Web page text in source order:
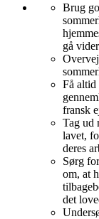
Brug
gå
Få altid
fransk
Tag ud
lavet,
deres
Sørg
om, at
det